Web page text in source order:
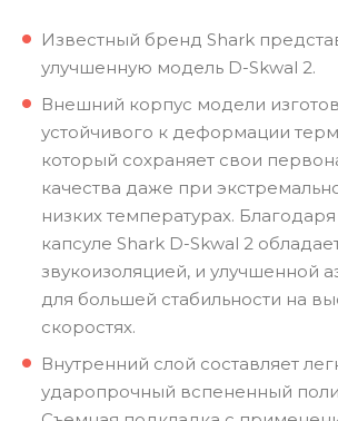
Известный бренд Shark
улучшенную модель D-Skwal 2.
Внешний корпус модели
устойчивого к деформации
который сохраняет свои
качества даже при
низких температурах.
капсуле Shark D-Skwal 2
звукоизоляцией, и улучшенной
для большей стабильности на
скоростях.
Внутренний слой составляет
ударопрочный вспененный